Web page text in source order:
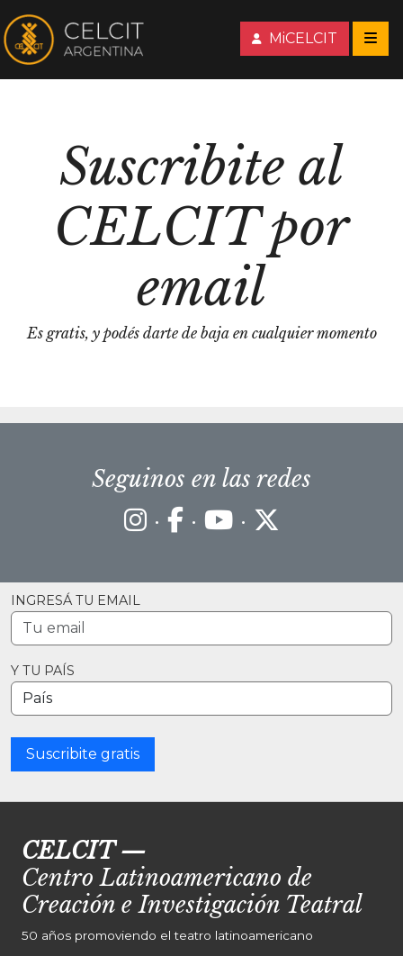
MiCELCIT
Suscribite al
CELCIT por
email
Es gratis, y podés darte de baja en cualquier momento
Seguinos en las redes
· · ·
INGRESÁ TU EMAIL
Y TU PAÍS
Suscribite gratis
CELCIT—
Centro Latinoamericano de
Creación e Investigación Teatral
50 años promoviendo el teatro latinoamericano